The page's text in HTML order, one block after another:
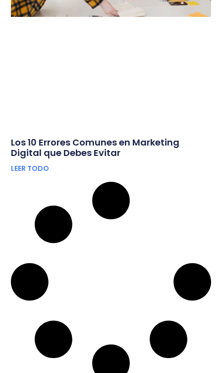
Los 10 Errores Comunes en Marketing
Digital que Debes Evitar
LEER TODO